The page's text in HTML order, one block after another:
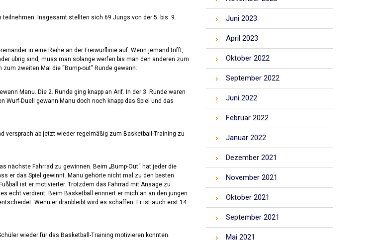
teilnehmen. Insgesamt stellten sich 69 Jungs von der 5. bis 9.
in eine Reihe an der Freiwurflinie auf. Wenn jemand trifft,
übrig sind, muss man solange werfen bis man den anderen zum
zweiten Mal die “Bump-out” Runde gewann.
Manu. Die 2. Runde ging knapp an Arif. In der 3. Runde waren
Duell gewann Manu doch noch knapp das Spiel und das
versprach ab jetzt wieder regelmäßig zum Basketball-Training zu
nächste Fahrrad zu gewinnen. Beim „Bump-Out“ hat jeder die
er das Spiel gewinnt. Manu gehörte nicht mal zu den besten
ist er motivierter. Trotzdem das Fahrrad mit Ansage zu
echt verdient. Beim Basketball erinnert er mich an an den jungen
Wenn er dranbleibt wird es schaffen. Er ist auch erst 14
wieder für das Basketball-Training motivieren konnten.
Juni 2023
April 2023
Oktober 2022
September 2022
Juni 2022
Februar 2022
Januar 2022
Dezember 2021
November 2021
Oktober 2021
September 2021
Mai 2021